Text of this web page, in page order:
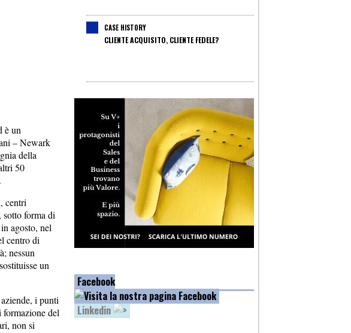
è un
– Newark
della
50
centri
sotto forma di
agosto, nel
centro di
nessun
un
i punti
formazione del
non si
CASE HISTORY
CLIENTE ACQUISITO, CLIENTE FEDELE?
Facebook
Linkedin